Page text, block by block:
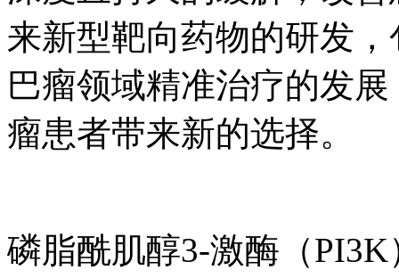
来新型靶向药物的研发
巴瘤领域精准治疗的发
瘤患者带来新的选择。
磷脂酰肌醇3-激酶（